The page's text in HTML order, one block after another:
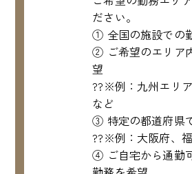
ださい。
① 全国の施設での
② ご希望のエリア
望
??※例：九州エリ
など
③ 特定の都道府県
??※例：大阪府、
④ ご自宅から通勤